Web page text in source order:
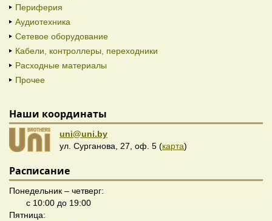
Периферия
Аудиотехника
Сетевое оборудование
Кабели, контроллеры, переходники
Расходные материалы
Прочее
Наши координаты
uni@uni.by
ул. Сурганова, 27, оф. 5 (карта)
Расписание
Понедельник – четверг:
с 10:00 до 19:00
Пятница: